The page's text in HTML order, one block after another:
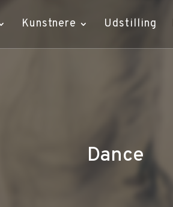
Kunstnere Udstilling
Dance